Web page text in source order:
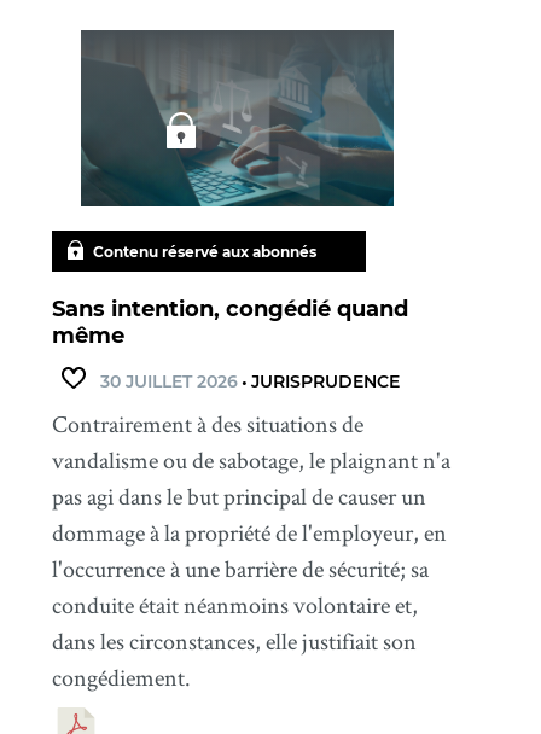
Contenu réservé aux abonnés
Sans intention, congédié quand
même
30 JUILLET 2026• JURISPRUDENCE
Contrairement à des situations de
vandalisme ou de sabotage, le plaignant n'a
pas agi dans le but principal de causer un
dommage à la propriété de l'employeur, en
l'occurrence à une barrière de sécurité; sa
conduite était néanmoins volontaire et,
dans les circonstances, elle justifiait son
congédiement.